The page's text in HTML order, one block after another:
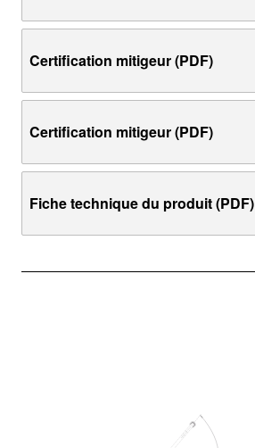
Certification mitigeur (PDF)
Certification mitigeur (PDF)
Fiche technique du produit (PDF)